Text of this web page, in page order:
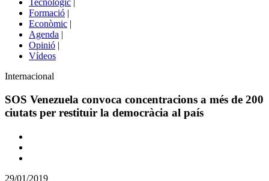
Tecnològic |
Formació |
Econòmic |
Agenda |
Opinió |
Vídeos
Àmbit
la
notícia
Internacional
SOS Venezuela convoca concentracions a més de 200
ciutats per restituir la democràcia al país
Comparteix
29/01/2019